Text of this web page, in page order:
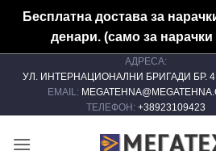
Бесплатна достава за
денари. (само за нарачки
АДРЕСА:
УЛ. ИНТЕРНАЦИОНАЛНИ БРИГАДИ БР.
EMAIL:
ТЕЛЕФОН: +38923109423